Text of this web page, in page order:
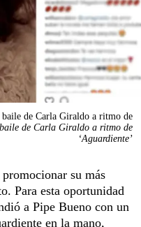
de Carla Giraldo a ritmo de
de Carla Giraldo a ritmo de
‘Aguardiente’
su más
Para esta oportunidad
a Pipe Bueno con un
en la mano,